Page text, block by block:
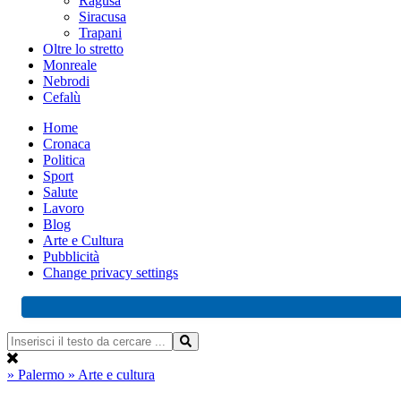
Siracusa
Trapani
Oltre lo stretto
Monreale
Nebrodi
Cefalù
Home
Cronaca
Politica
Sport
Salute
Lavoro
Blog
Arte e Cultura
Pubblicità
Change privacy settings
» Palermo » Arte e cultura